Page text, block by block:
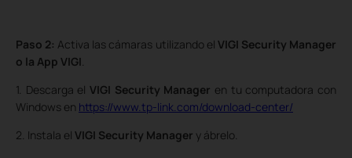
Paso 2: Activa las cámaras utilizando el VIGI Security Manager
o la App VIGI
1. Descarga el VIGI Security Manager en tu computadora con
Windows en https://www.tp-link.com/download-center/
2. Instala el VIGI Security Manager y ábrelo.